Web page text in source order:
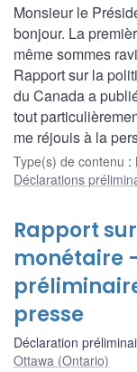
Monsieur le
bonjour. La
même sommes
Rapport sur la
du Canada a
tout
me réjouis à la
Type(s) de contenu :
Déclarations
Rapport
monétaire
presse
Déclaration
Ottawa (Ontario)